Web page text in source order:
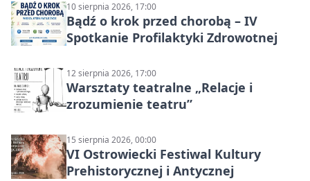
10 sierpnia 2026, 17:00
Bądź o krok przed chorobą – IV
Spotkanie Profilaktyki Zdrowotnej
12 sierpnia 2026, 17:00
Warsztaty teatralne „Relacje i
zrozumienie teatru”
15 sierpnia 2026, 00:00
VI Ostrowiecki Festiwal Kultury
Prehistorycznej i Antycznej